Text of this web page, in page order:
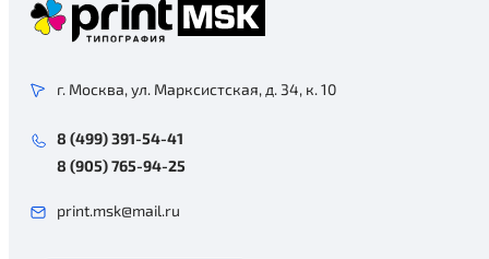
г. Москва, ул. Марксистская, д. 34, к. 10
8 (499) 391-54-41
8 (905) 765-94-25
print.msk@mail.ru